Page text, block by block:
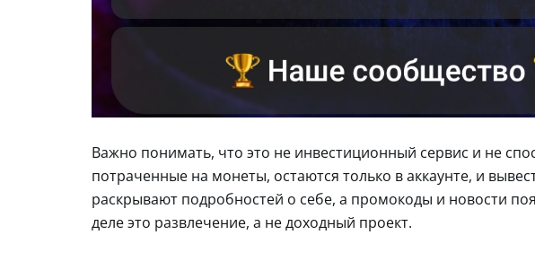
Важно понимать, что это не инвестиционный сервис и не
потраченные на монеты, остаются только в аккаунте, и
раскрывают подробностей о себе, а промокоды и новости
деле это развлечение, а не доходный проект.